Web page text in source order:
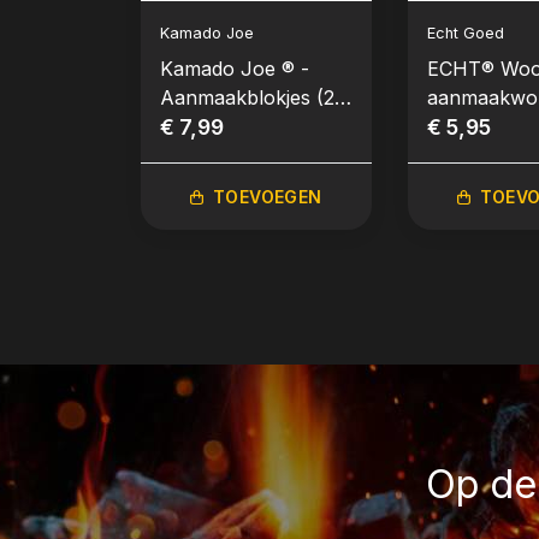
Kamado Joe
Kamado Joe ® -
Aanmaakblokjes (24
stuks)
€ 7,99
TOEVOEGEN
Echt Goed
ECHT®
stuks
€ 5,95
Op